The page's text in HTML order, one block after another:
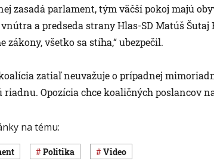
zasadá parlament, tým väčší pokoj majú
a predseda strany Hlas-SD Matúš
zákony, všetko sa stíha,“ ubezpečil.
zatiaľ neuvažuje o prípadnej
Opozícia chce koaličných poslancov
na tému:
Politika Video